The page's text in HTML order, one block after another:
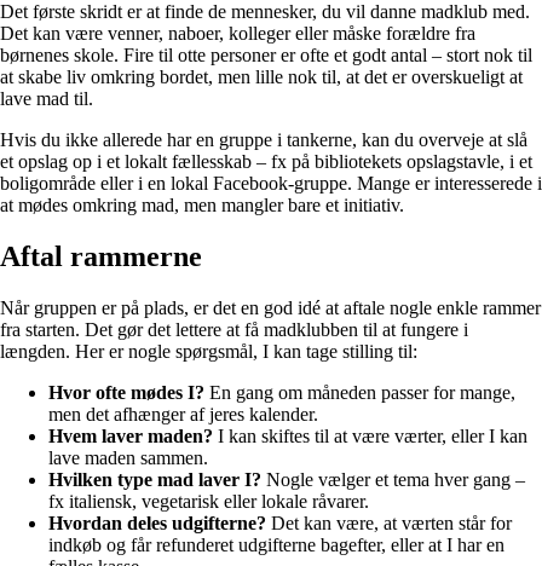
Det første skridt er at finde de mennesker, du vil danne madklub med.
Det kan være venner, naboer, kolleger eller måske forældre fra
børnenes skole. Fire til otte personer er ofte et godt antal – stort nok til
at skabe liv omkring bordet, men lille nok til, at det er overskueligt at
lave mad til.
Hvis du ikke allerede har en gruppe i tankerne, kan du overveje at slå
et opslag op i et lokalt fællesskab – fx på bibliotekets opslagstavle, i et
boligområde eller i en lokal Facebook-gruppe. Mange er interesserede i
at mødes omkring mad, men mangler bare et initiativ.
Aftal rammerne
Når gruppen er på plads, er det en god idé at aftale nogle enkle rammer
fra starten. Det gør det lettere at få madklubben til at fungere i
længden. Her er nogle spørgsmål, I kan tage stilling til:
Hvor ofte mødes I? En gang om måneden passer for mange,
men det afhænger af jeres kalender.
Hvem laver maden? I kan skiftes til at være værter, eller I kan
lave maden sammen.
Hvilken type mad laver I? Nogle vælger et tema hver gang –
fx italiensk, vegetarisk eller lokale råvarer.
Hvordan deles udgifterne? Det kan være, at værten står for
indkøb og får refunderet udgifterne bagefter, eller at I har en